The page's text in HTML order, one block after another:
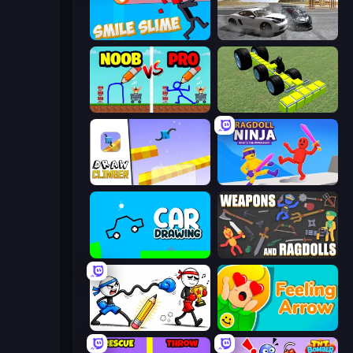
Smile Slime Gearshift One
DOP Noob: Draw to Save Genius Mechanic
Draw Climber Ragdoll Ninja: Imposter Hero
Car Drawing Game Weapons and Ragdolls
Doodle Smash Feeling Arrow